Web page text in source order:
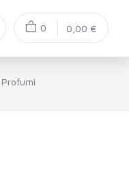
0 0,00 €
Profumi